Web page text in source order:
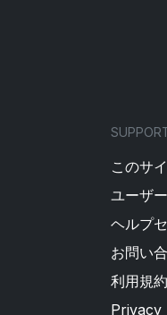
このサ
ユーザ
ヘルプ
お問い
利用規約
Privacy